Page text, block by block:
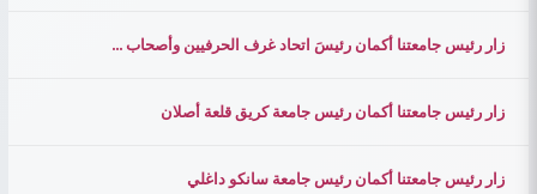
زار رئيس جامعتنا أكمان رئيسَ اتحاد غرف الحرفيين وأصحاب ...
زار رئيس جامعتنا أكمان رئيس جامعة كريق قلعة أصلان
زار رئيس جامعتنا أكمان رئيس جامعة سانكو داغلي